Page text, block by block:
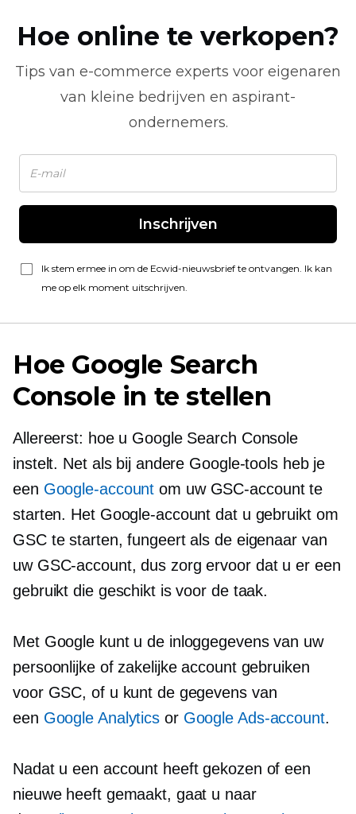
Hoe online te verkopen?
Tips van e-commerce experts voor eigenaren
van kleine bedrijven en aspirant-
ondernemers.
Inschrijven
Ik stem ermee in om de Ecwid-nieuwsbrief te ontvangen. Ik kan
me op elk moment uitschrijven.
Hoe Google Search
Console in te stellen
Allereerst: hoe u Google Search Console
instelt. Net als bij andere Google-tools heb je
een Google-account om uw GSC-account te
starten. Het Google-account dat u gebruikt om
GSC te starten, fungeert als de eigenaar van
uw GSC-account, dus zorg ervoor dat u er een
gebruikt die geschikt is voor de taak.
Met Google kunt u de inloggegevens van uw
persoonlijke of zakelijke account gebruiken
voor GSC, of ​​u kunt de gegevens van
een Google Analytics or Google Ads-account.
Nadat u een account heeft gekozen of een
nieuwe heeft gemaakt, gaat u naar